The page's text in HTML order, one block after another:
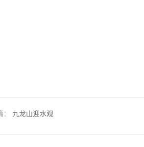
： 九龙山迎水观